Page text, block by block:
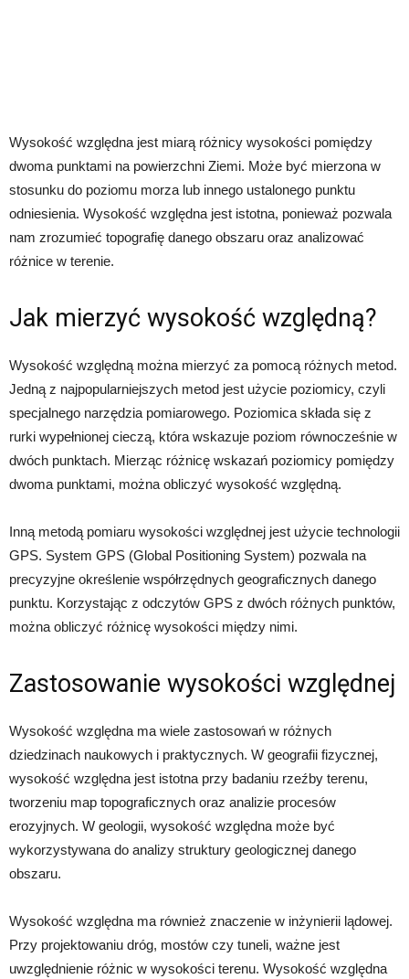
Wysokość względna jest miarą różnicy wysokości pomiędzy
dwoma punktami na powierzchni Ziemi. Może być mierzona w
stosunku do poziomu morza lub innego ustalonego punktu
odniesienia. Wysokość względna jest istotna, ponieważ pozwala
nam zrozumieć topografię danego obszaru oraz analizować
różnice w terenie.
Jak mierzyć wysokość względną?
Wysokość względną można mierzyć za pomocą różnych metod.
Jedną z najpopularniejszych metod jest użycie poziomicy, czyli
specjalnego narzędzia pomiarowego. Poziomica składa się z
rurki wypełnionej cieczą, która wskazuje poziom równocześnie w
dwóch punktach. Mierząc różnicę wskazań poziomicy pomiędzy
dwoma punktami, można obliczyć wysokość względną.
Inną metodą pomiaru wysokości względnej jest użycie technologii
GPS. System GPS (Global Positioning System) pozwala na
precyzyjne określenie współrzędnych geograficznych danego
punktu. Korzystając z odczytów GPS z dwóch różnych punktów,
można obliczyć różnicę wysokości między nimi.
Zastosowanie wysokości względnej
Wysokość względna ma wiele zastosowań w różnych
dziedzinach naukowych i praktycznych. W geografii fizycznej,
wysokość względna jest istotna przy badaniu rzeźby terenu,
tworzeniu map topograficznych oraz analizie procesów
erozyjnych. W geologii, wysokość względna może być
wykorzystywana do analizy struktury geologicznej danego
obszaru.
Wysokość względna ma również znaczenie w inżynierii lądowej.
Przy projektowaniu dróg, mostów czy tuneli, ważne jest
uwzględnienie różnic w wysokości terenu. Wysokość względna